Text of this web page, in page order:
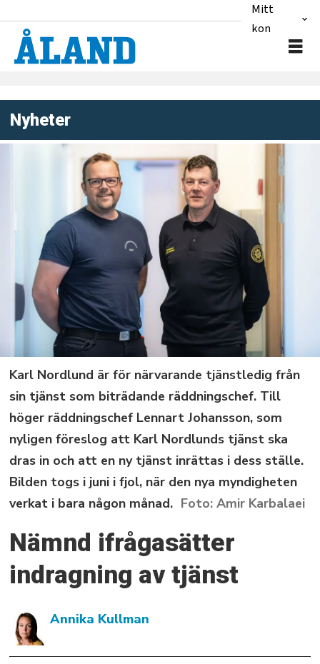
Mitt
konto
Nyheter
Karl Nordlund är för närvarande tjänstledig från
sin tjänst som biträdande räddningschef. Till
höger räddningschef Lennart Johansson, som
nyligen föreslog att Karl Nordlunds tjänst ska
dras in och att en ny tjänst inrättas i dess ställe.
Bilden togs i juni i fjol, när den nya myndigheten
verkat i bara någon månad.
Amir Karbalaei
Nämnd ifrågasätter
indragning av tjänst
Annika Kullman